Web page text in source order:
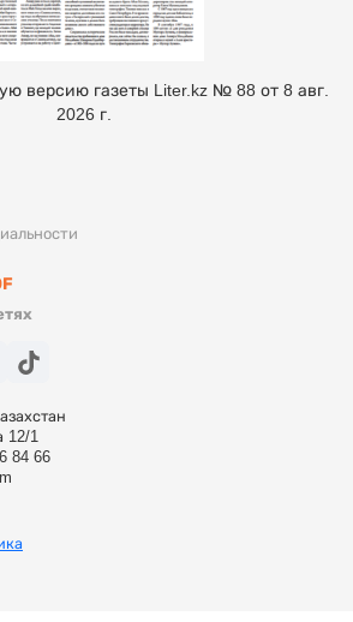
12/1
84 66
версию газеты Liter.kz № 88 от 8 авг.
2026 г.